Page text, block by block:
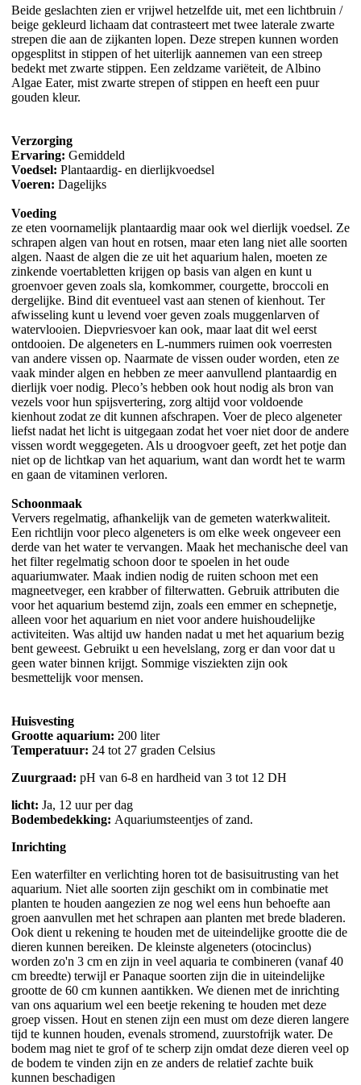
Beide geslachten zien er vrijwel hetzelfde uit, met een lichtbruin /
beige gekleurd lichaam dat contrasteert met twee laterale zwarte
strepen die aan de zijkanten lopen. Deze strepen kunnen worden
opgesplitst in stippen of het uiterlijk aannemen van een streep
bedekt met zwarte stippen. Een zeldzame variëteit, de Albino
Algae Eater, mist zwarte strepen of stippen en heeft een puur
gouden kleur.
Verzorging
Ervaring: Gemiddeld
Voedsel: Plantaardig- en dierlijkvoedsel
Voeren: Dagelijks
Voeding
ze eten voornamelijk plantaardig maar ook wel dierlijk voedsel. Ze
schrapen algen van hout en rotsen, maar eten lang niet alle soorten
algen. Naast de algen die ze uit het aquarium halen, moeten ze
zinkende voertabletten krijgen op basis van algen en kunt u
groenvoer geven zoals sla, komkommer, courgette, broccoli en
dergelijke. Bind dit eventueel vast aan stenen of kienhout. Ter
afwisseling kunt u levend voer geven zoals muggenlarven of
watervlooien. Diepvriesvoer kan ook, maar laat dit wel eerst
ontdooien. De algeneters en L-nummers ruimen ook voerresten
van andere vissen op. Naarmate de vissen ouder worden, eten ze
vaak minder algen en hebben ze meer aanvullend plantaardig en
dierlijk voer nodig. Pleco’s hebben ook hout nodig als bron van
vezels voor hun spijsvertering, zorg altijd voor voldoende
kienhout zodat ze dit kunnen afschrapen. Voer de pleco algeneter
liefst nadat het licht is uitgegaan zodat het voer niet door de andere
vissen wordt weggegeten. Als u droogvoer geeft, zet het potje dan
niet op de lichtkap van het aquarium, want dan wordt het te warm
en gaan de vitaminen verloren.
Schoonmaak
Ververs regelmatig, afhankelijk van de gemeten waterkwaliteit.
Een richtlijn voor pleco algeneters is om elke week ongeveer een
derde van het water te vervangen. Maak het mechanische deel van
het filter regelmatig schoon door te spoelen in het oude
aquariumwater. Maak indien nodig de ruiten schoon met een
magneetveger, een krabber of filterwatten. Gebruik attributen die
voor het aquarium bestemd zijn, zoals een emmer en schepnetje,
alleen voor het aquarium en niet voor andere huishoudelijke
activiteiten. Was altijd uw handen nadat u met het aquarium bezig
bent geweest. Gebruikt u een hevelslang, zorg er dan voor dat u
geen water binnen krijgt. Sommige visziekten zijn ook
besmettelijk voor mensen.
Huisvesting
Grootte aquarium: 200 liter
Temperatuur: 24 tot 27 graden Celsius
Zuurgraad: pH van 6-8 en hardheid van 3 tot 12 DH
licht: Ja, 12 uur per dag
Bodembedekking: Aquariumsteentjes of zand.
Inrichting
Een waterfilter en verlichting horen tot de basisuitrusting van het
aquarium. Niet alle soorten zijn geschikt om in combinatie met
planten te houden aangezien ze nog wel eens hun behoefte aan
groen aanvullen met het schrapen aan planten met brede bladeren.
Ook dient u rekening te houden met de uiteindelijke grootte die de
dieren kunnen bereiken. De kleinste algeneters (otocinclus)
worden zo'n 3 cm en zijn in veel aquaria te combineren (vanaf 40
cm breedte) terwijl er Panaque soorten zijn die in uiteindelijke
grootte de 60 cm kunnen aantikken. We dienen met de inrichting
van ons aquarium wel een beetje rekening te houden met deze
groep vissen. Hout en stenen zijn een must om deze dieren langere
tijd te kunnen houden, evenals stromend, zuurstofrijk water. De
bodem mag niet te grof of te scherp zijn omdat deze dieren veel op
de bodem te vinden zijn en ze anders de relatief zachte buik
kunnen beschadigen